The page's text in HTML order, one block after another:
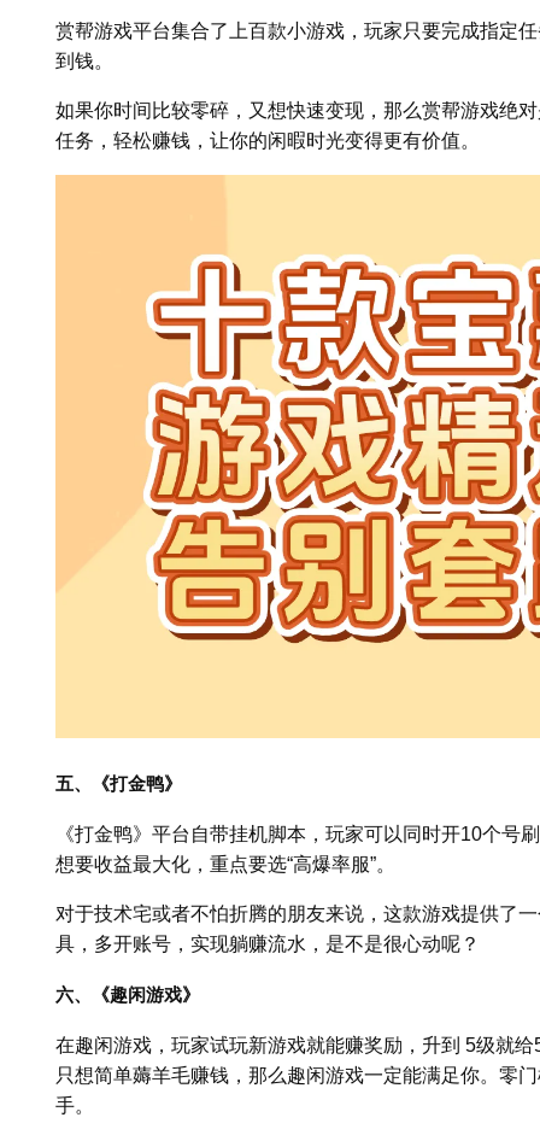
赏帮游戏平台集合了上百款小游戏，玩家只要完成指定
到钱。
如果你时间比较零碎，又想快速变现，那么赏帮游戏绝
任务，轻松赚钱，让你的闲暇时光变得更有价值。
五、《打金鸭》
《打金鸭》平台自带挂机脚本，玩家可以同时开10个号
想要收益最大化，重点要选“高爆率服”。
对于技术宅或者不怕折腾的朋友来说，这款游戏提供了
具，多开账号，实现躺赚流水，是不是很心动呢？
六、《趣闲游戏》
在趣闲游戏，玩家试玩新游戏就能赚奖励，升到 5级就
只想简单薅羊毛赚钱，那么趣闲游戏一定能满足你。零
手。